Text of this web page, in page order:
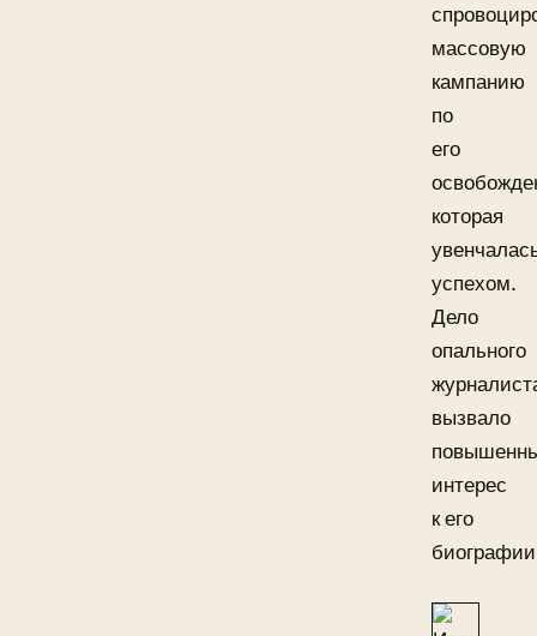
массовую
кампанию
по
его
которая
успехом.
Дело
опального
вызвало
интерес
к его